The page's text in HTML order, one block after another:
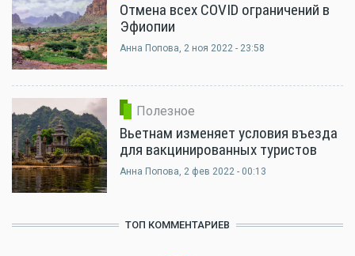
Отмена всех COVID ограничений в
Эфиопии
Анна Попова, 2 ноя 2022 - 23:58
Полезное
Вьетнам изменяет условия въезда
для вакцинированных туристов
Анна Попова, 2 фев 2022 - 00:13
ТОП КОММЕНТАРИЕВ